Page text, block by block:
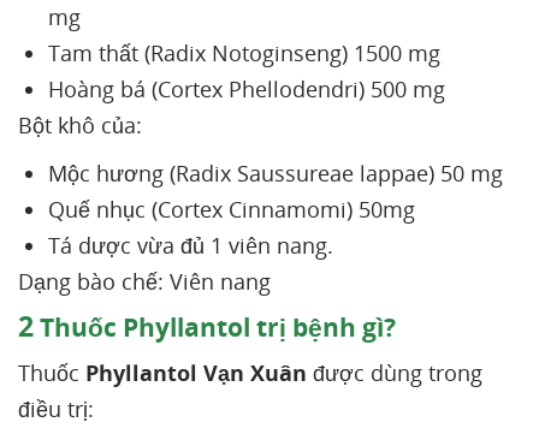
mg
Tam thất (Radix Notoginseng) 1500 mg
Hoàng bá (Cortex Phellodendri) 500 mg
Bột khô của:
Mộc hương (Radix Saussureae lappae) 50 mg
Quế nhục (Cortex Cinnamomi) 50mg
Tá dược vừa đủ 1 viên nang.
Dạng bào chế: Viên nang
2Thuốc Phyllantol trị bệnh gì?
Thuốc Phyllantol Vạn Xuân được dùng trong
điều trị: